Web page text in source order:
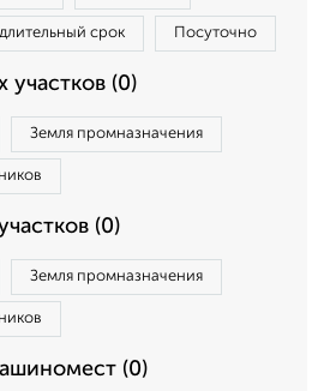
срок Посуточно
участков (0)
Земля промназначения
(0)
Земля промназначения
(0)